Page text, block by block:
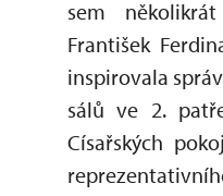
sem
František
inspirovala
sálů ve 2.
Císařských